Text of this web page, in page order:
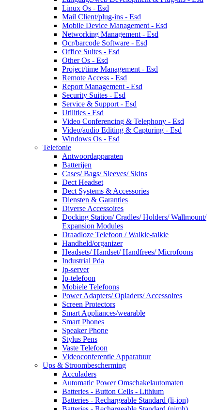
Linux Os - Esd
Mail Client/plug-ins - Esd
Mobile Device Management - Esd
Networking Management - Esd
Ocr/barcode Software - Esd
Office Suites - Esd
Other Os - Esd
Project/time Management - Esd
Remote Access - Esd
Report Management - Esd
Security Suites - Esd
Service & Support - Esd
Utilities - Esd
Video Conferencing & Telephony - Esd
Video/audio Editing & Capturing - Esd
Windows Os - Esd
Telefonie
Antwoordapparaten
Batterijen
Cases/ Bags/ Sleeves/ Skins
Dect Headset
Dect Systems & Accessories
Diensten & Garanties
Diverse Accessoires
Docking Station/ Cradles/ Holders/ Wallmount/
Expansion Modules
Draadloze Telefoon / Walkie-talkie
Handheld/organizer
Headsets/ Handset/ Handfrees/ Microfoons
Industrial Pda
Ip-server
Ip-telefoon
Mobiele Telefoons
Power Adapters/ Opladers/ Accessoires
Screen Protectors
Smart Appliances/wearable
Smart Phones
Speaker Phone
Stylus Pens
Vaste Telefoon
Videoconferentie Apparatuur
Ups & Stroombescherming
Acculaders
Automatic Power Omschakelautomaten
Batteries - Button Cells - Lithium
Batteries - Rechargeable Standard (li-ion)